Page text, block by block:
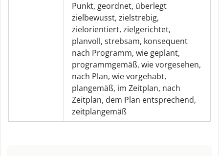
Punkt, geordnet, überlegt
zielbewusst, zielstrebig,
zielorientiert, zielgerichtet,
planvoll, strebsam, konsequent
nach Programm, wie geplant,
programmgemäß, wie vorgesehen,
nach Plan, wie vorgehabt,
plangemäß, im Zeitplan, nach
Zeitplan, dem Plan entsprechend,
zeitplangemäß